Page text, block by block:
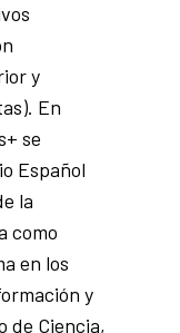
y
En
se
Español
la
como
en los
y
de Ciencia,